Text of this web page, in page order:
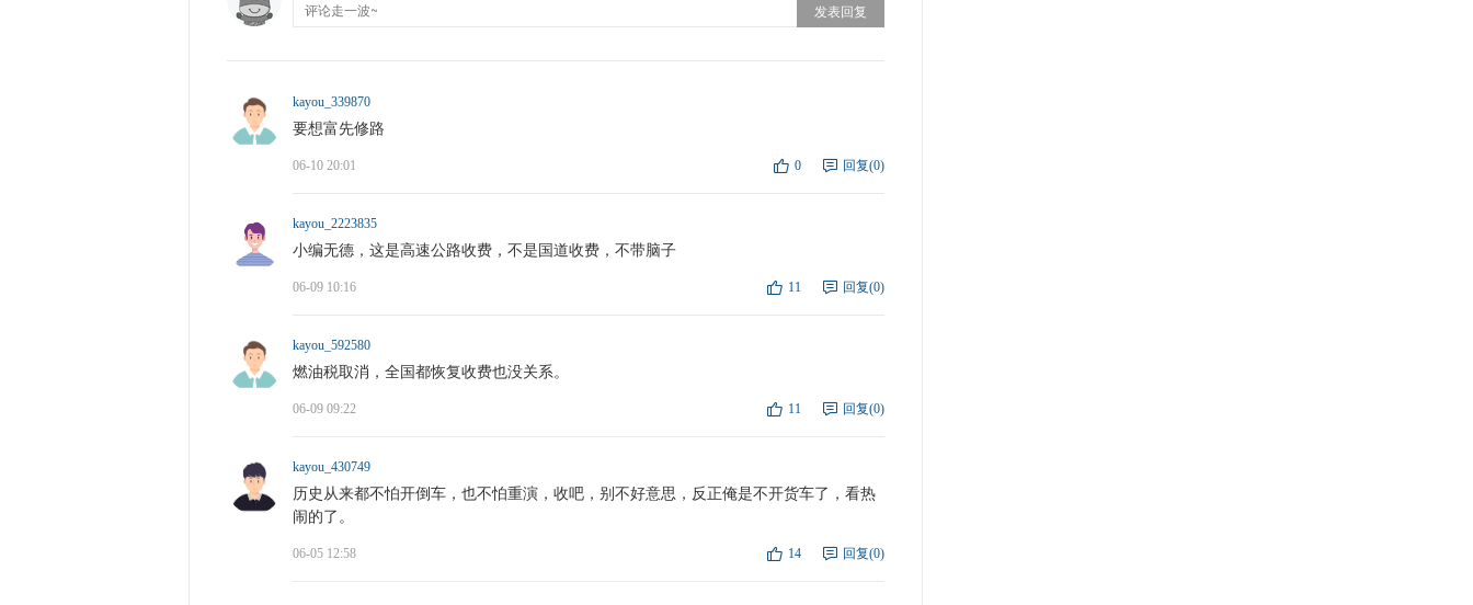
kayou_339870
要想富先修路
复 回复(0)
点 0
06-10 20:01
kayou_2223835
小编无德，这是高速公路收费，不是国道收费，不带脑子
复 回复(0)
点 11
06-09 10:16
kayou_592580
燃油税取消，全国都恢复收费也没关系。
复 回复(0)
点 11
06-09 09:22
kayou_430749
历史从来都不怕开倒车，也不怕重演，收吧，别不好意思，反正俺是不开货车了，看热
闹的了。
复 回复(0)
点 14
06-05 12:58